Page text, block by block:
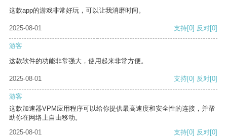
这款app的游戏非常好玩，可以让我消磨时间。
2025-08-01 支持[0] 反对[0]
游客
这款软件的功能非常强大，使用起来非常方便。
2025-08-01 支持[0] 反对[0]
游客
这款加速器VPM应用程序可以给你提供最高速度和安全性的连接，并帮
助你在网络上自由移动。
2025-08-01
支持[0] 反对[0]